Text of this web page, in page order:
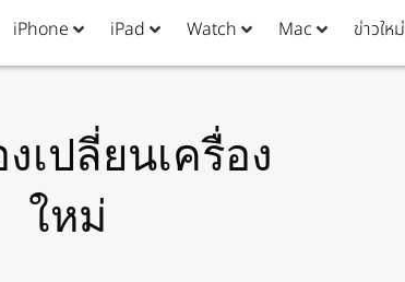
iPhone iPad Watch Mac ข่าวใหม่
เปลี่ยนเครื่อง
ใหม่